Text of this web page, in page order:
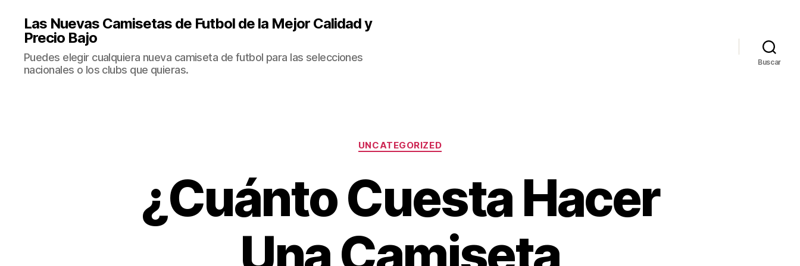
Las Nuevas Camisetas de Futbol de la Mejor Calidad y
Precio Bajo
Puedes elegir cualquiera nueva camiseta de futbol para las selecciones
nacionales o los clubs que quieras.
Buscar
Categorías
UNCATEGORIZED
¿Cuánto Cuesta Hacer